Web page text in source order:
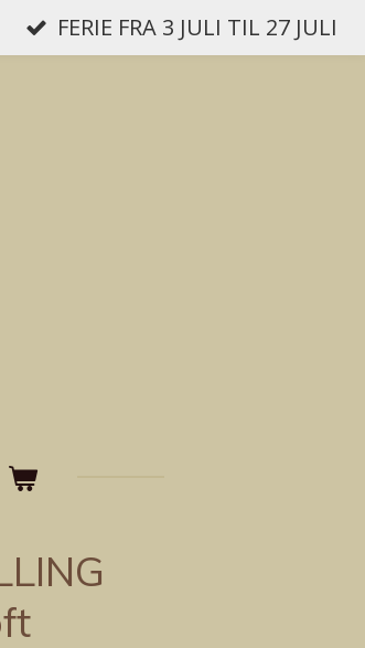
FERIE FRA 3 JULI TIL 27 JULI